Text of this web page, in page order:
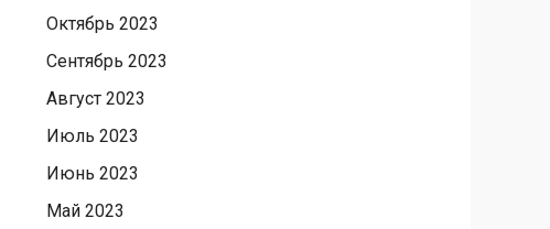
Октябрь 2023
Сентябрь 2023
Август 2023
Июль 2023
Июнь 2023
Май 2023